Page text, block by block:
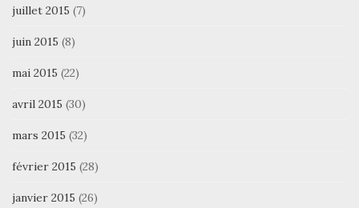
juillet 2015 (7)
juin 2015 (8)
mai 2015 (22)
avril 2015 (30)
mars 2015 (32)
février 2015 (28)
janvier 2015 (26)